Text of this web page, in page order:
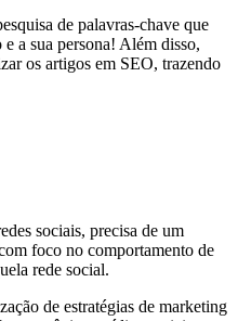
de palavras-chave que
a sua persona! Além disso,
os artigos em SEO, trazendo
sociais, precisa de um
foco no comportamento de
rede social.
de estratégias de marketing